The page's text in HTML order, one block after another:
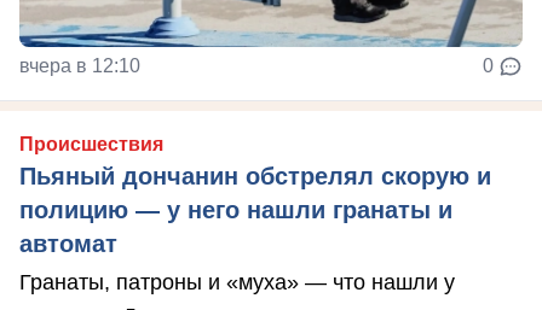
вчера в 12:10 0
Происшествия
Пьяный дончанин обстрелял скорую и
полицию — у него нашли гранаты и
автомат
Гранаты, патроны и «муха» — что нашли у